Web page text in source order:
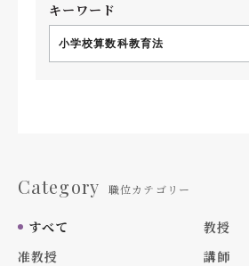
キーワード
小学校算数科教育法
Category 職位カテゴリー
すべて
教授
准教授
講師